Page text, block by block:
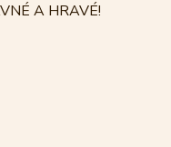
A HRAVÉ!